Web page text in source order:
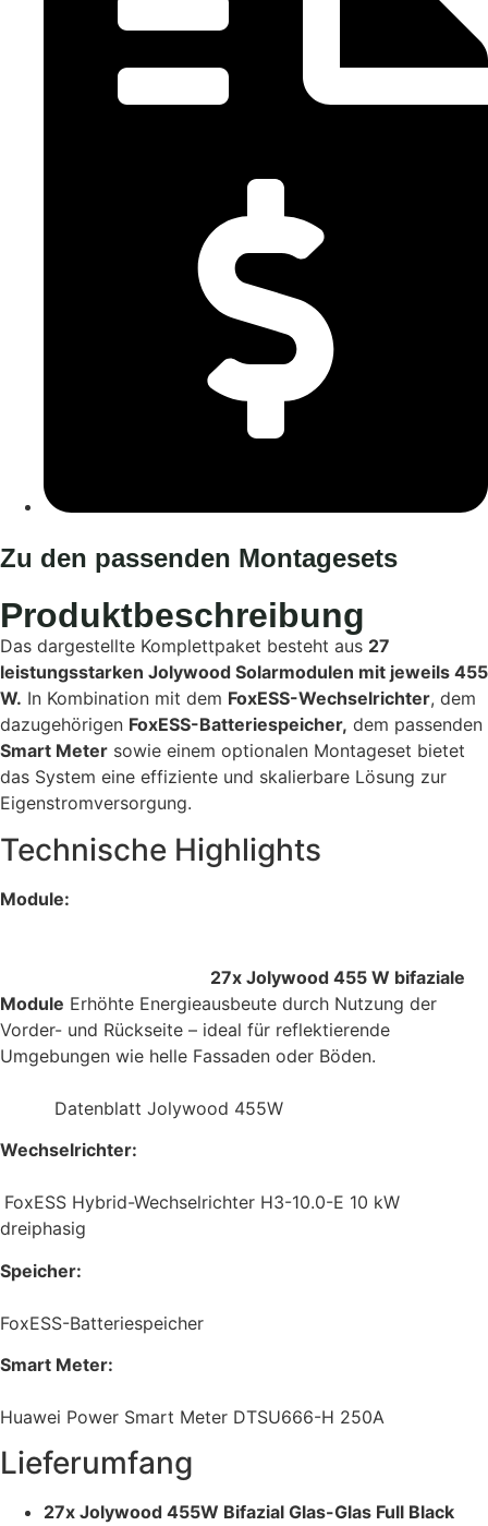
Zu den passenden Montagesets
Produktbeschreibung
Das dargestellte Komplettpaket besteht aus 27
leistungsstarken Jolywood Solarmodulen mit jeweils 455
W. In Kombination mit dem FoxESS-Wechselrichter, dem
dazugehörigen FoxESS-Batteriespeicher, dem passenden
Smart Meter sowie einem optionalen Montageset bietet
das System eine effiziente und skalierbare Lösung zur
Eigenstromversorgung.
Technische Highlights
Module:
27x Jolywood 455 W bifaziale
Module Erhöhte Energieausbeute durch Nutzung der
Vorder- und Rückseite – ideal für reflektierende
Umgebungen wie helle Fassaden oder Böden.
Datenblatt Jolywood 455W
Wechselrichter:
FoxESS Hybrid-Wechselrichter H3-10.0-E 10 kW
dreiphasig
Speicher:
FoxESS-Batteriespeicher
Smart Meter:
Huawei Power Smart Meter DTSU666-H 250A
Lieferumfang
27x Jolywood 455W Bifazial Glas-Glas Full Black